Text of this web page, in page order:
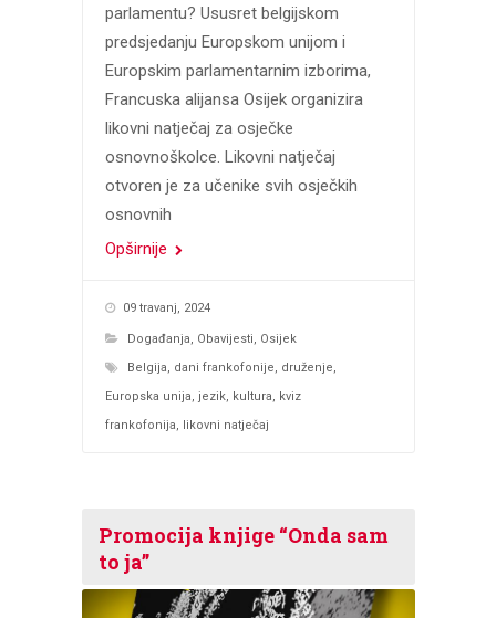
parlamentu? Ususret belgijskom
predsjedanju Europskom unijom i
Europskim parlamentarnim izborima,
Francuska alijansa Osijek organizira
likovni natječaj za osječke
osnovnoškolce. Likovni natječaj
otvoren je za učenike svih osječkih
osnovnih
Opširnije
09 travanj, 2024
Događanja Obavijesti
Osijek
Belgija
dani frankofonije druženje
Europska unija jezik, kultura
kviz
frankofonija
likovni natječaj
Promocija knjige “Onda sam
to ja”